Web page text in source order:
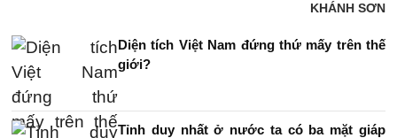
KHÁNH SƠN
Diện tích Việt Nam đứng thứ mấy trên thế
giới?
Tỉnh duy nhất ở nước ta có ba mặt giáp